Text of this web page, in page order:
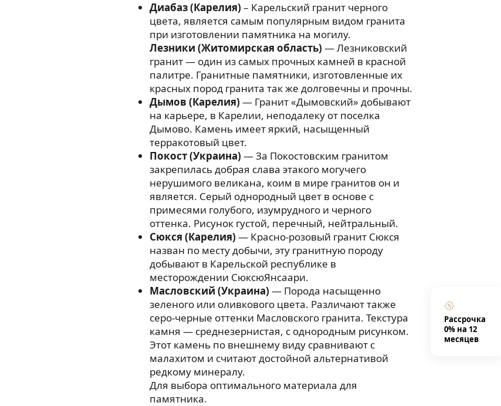
Диабаз (Карелия) – Карельский гранит черного
цвета, является самым популярным видом гранита
при изготовлении памятника на могилу.
Лезники (Житомирская область) — Лезниковский
гранит — один из самых прочных камней в красной
палитре. Гранитные памятники, изготовленные их
красных пород гранита так же долговечны и прочны.
Дымов (Карелия) — Гранит «Дымовский» добывают
на карьере, в Карелии, неподалеку от поселка
Дымово. Камень имеет яркий, насыщенный
терракотовый цвет.
Покост (Украина) — За Покостовским гранитом
закрепилась добрая слава этакого могучего
нерушимого великана, коим в мире гранитов он и
является. Серый однородный цвет в основе с
примесями голубого, изумрудного и черного
оттенка. Рисунок густой, перечный, нейтральный.
Сюкся (Карелия) — Красно-розовый гранит Сюкся
назван по месту добычи, эту гранитную породу
добывают в Карельской республике в
месторождении СюксюЯнсаари.
Масловский (Украина) — Порода насыщенно
зеленого или оливкового цвета. Различают также
серо-черные оттенки Масловского гранита. Текстура
камня — среднезернистая, с однородным рисунком.
Этот камень по внешнему виду сравнивают с
малахитом и считают достойной альтернативой
редкому минералу.
Для выбора оптимального материала для
памятника.
Рассрочка
0% на 12
месяцев